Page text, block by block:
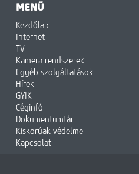
MENÜ
Kezdőlap
Internet
TV
Kamera rendszerek
Egyéb szolgáltatások
Hírek
GYIK
Céginfó
Dokumentumtár
Kiskorúak védelme
Kapcsolat